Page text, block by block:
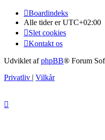
Boardindeks
Alle tider erUTC+02:00
Slet cookies
Kontakt os
Udviklet afphpBB® Forum
Privatliv | Vilkår